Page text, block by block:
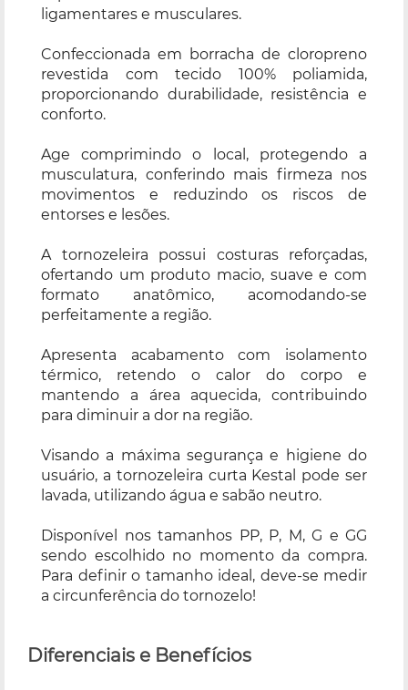
ligamentares e musculares.
Confeccionada em borracha de cloropreno
revestida com tecido 100% poliamida,
proporcionando durabilidade, resistência e
conforto.
Age comprimindo o local, protegendo a
musculatura, conferindo mais firmeza nos
movimentos e reduzindo os riscos de
entorses e lesões.
A tornozeleira possui costuras reforçadas,
ofertando um produto macio, suave e com
formato anatômico, acomodando-se
perfeitamente a região.
Apresenta acabamento com isolamento
térmico, retendo o calor do corpo e
mantendo a área aquecida, contribuindo
para diminuir a dor na região.
Visando a máxima segurança e higiene do
usuário, a tornozeleira curta Kestal pode ser
lavada, utilizando água e sabão neutro.
Disponível nos tamanhos PP, P, M, G e GG
sendo escolhido no momento da compra.
Para definir o tamanho ideal, deve-se medir
a circunferência do tornozelo!
Diferenciais e Benefícios